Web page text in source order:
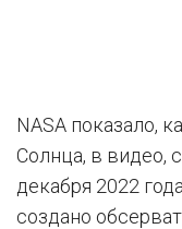
NASA показало,
Солнца, в видео,
декабря 2022
создано